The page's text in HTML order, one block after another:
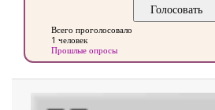
Всего проголосовало
1 человек
Прошлые опросы